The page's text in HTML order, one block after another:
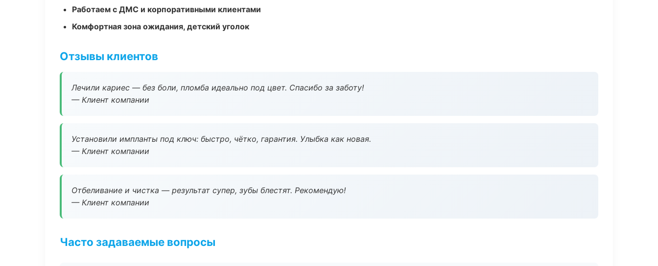
Работаем с ДМС и корпоративными клиентами
Комфортная зона ожидания, детский уголок
Отзывы клиентов
Лечили кариес — без боли, пломба идеально под цвет. Спасибо за заботу!
— Клиент компании
Установили импланты под ключ: быстро, чётко, гарантия. Улыбка как новая.
— Клиент компании
Отбеливание и чистка — результат супер, зубы блестят. Рекомендую!
— Клиент компании
Часто задаваемые вопросы